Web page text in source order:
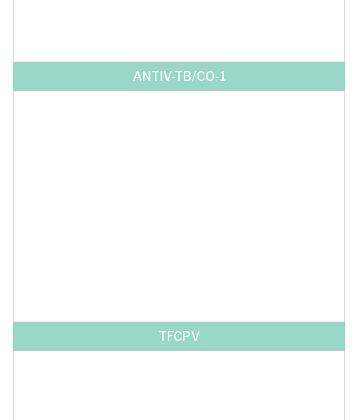
ANTIV-TB/CO-1
TFCPV